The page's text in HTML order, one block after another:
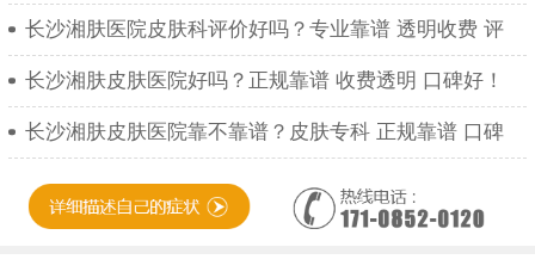
长沙湘肤医院皮肤科评价好吗？专业靠谱 透明收费 评
长沙湘肤皮肤医院好吗？正规靠谱 收费透明 口碑好！
长沙湘肤皮肤医院靠不靠谱？皮肤专科 正规靠谱 口碑